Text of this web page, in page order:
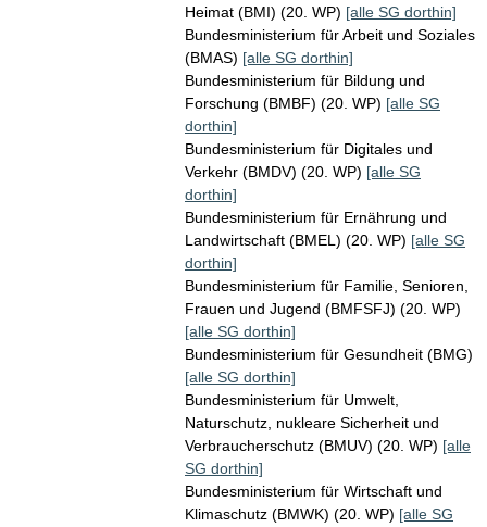
Heimat (BMI) (20. WP) [alle SG dorthin]
Bundesministerium für Arbeit und Soziales
(BMAS) [alle SG dorthin]
Bundesministerium für Bildung und
Forschung (BMBF) (20. WP) [alle SG
dorthin]
Bundesministerium für Digitales und
Verkehr (BMDV) (20. WP) [alle SG
dorthin]
Bundesministerium für Ernährung und
Landwirtschaft (BMEL) (20. WP) [alle SG
dorthin]
Bundesministerium für Familie, Senioren,
Frauen und Jugend (BMFSFJ) (20. WP)
[alle SG dorthin]
Bundesministerium für Gesundheit (BMG)
[alle SG dorthin]
Bundesministerium für Umwelt,
Naturschutz, nukleare Sicherheit und
Verbraucherschutz (BMUV) (20. WP) [alle
SG dorthin]
Bundesministerium für Wirtschaft und
Klimaschutz (BMWK) (20. WP) [alle SG